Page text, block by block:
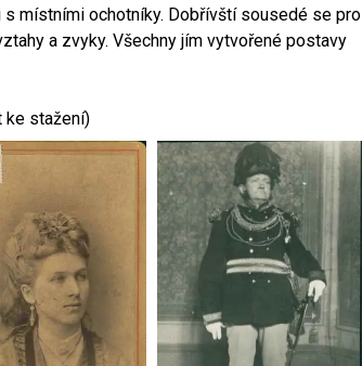
místními ochotníky. Dobřívští sousedé se pro
a zvyky. Všechny jím vytvořené postavy
ke stažení)